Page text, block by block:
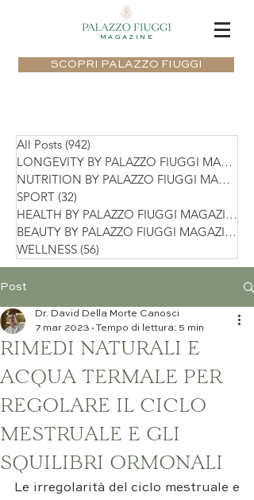
MAGAZINE
SCOPRI PALAZZO FIUGGI
All Posts (942)
LONGEVITY BY PALAZZO FIUGGI MAGAZIN
NUTRITION BY PALAZZO FIUGGI MAGAZIN
SPORT (32)
HEALTH BY PALAZZO FIUGGI MAGAZINE
BEAUTY BY PALAZZO FIUGGI MAGAZINE
WELLNESS (56)
Post
RIMEDI NATURALI E
ACQUA TERMALE PER
REGOLARE IL CICLO
MESTRUALE E GLI
SQUILIBRI ORMONALI
Dr. David Della Morte Canosci
7 mar 2023
Tempo di lettura: 5 min
Le irregolarità del ciclo mestruale e